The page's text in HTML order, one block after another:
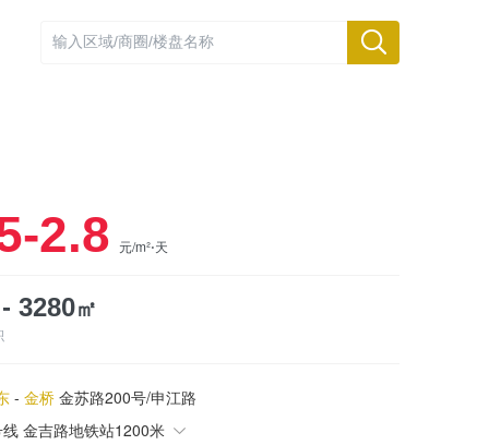
2.8 元/m²⋅天
3280㎡
- 金桥 金苏路200号/申江路
金吉路地铁站1200米